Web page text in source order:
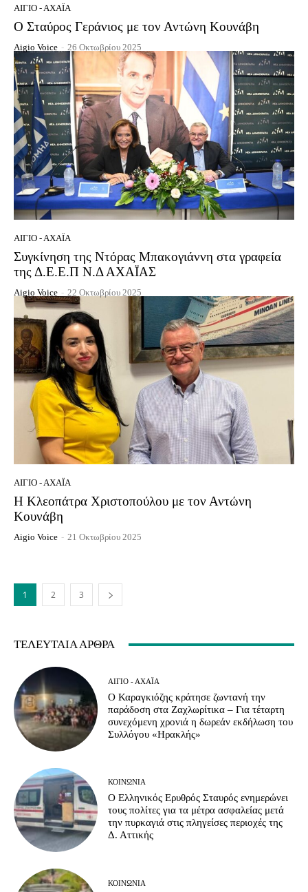
ΑΊΓΙΟ - ΑΧΑΪ́Α
Ο Σταύρος Γεράνιος με τον Αντώνη Κουνάβη
Aigio Voice - 26 Οκτωβρίου 2025
ΑΊΓΙΟ - ΑΧΑΪ́Α
Συγκίνηση της Ντόρας Μπακογιάννη στα γραφεία
της Δ.Ε.Ε.Π Ν.Δ ΑΧΑΪΑΣ
Aigio Voice - 22 Οκτωβρίου 2025
ΑΊΓΙΟ - ΑΧΑΪ́Α
Η Κλεοπάτρα Χριστοπούλου με τον Αντώνη
Κουνάβη
Aigio Voice - 21 Οκτωβρίου 2025
1 2 3
ΤΕΛΕΥΤΑΊΑ ΆΡΘΡΑ
ΑΊΓΙΟ - ΑΧΑΪ́Α
Ο Καραγκιόζης κράτησε ζωντανή την
παράδοση στα Ζαχλωρίτικα – Για τέταρτη
συνεχόμενη χρονιά η δωρεάν εκδήλωση του
Συλλόγου «Ηρακλής»
ΚΟΙΝΩΝΊΑ
Ο Ελληνικός Ερυθρός Σταυρός ενημερώνει
τους πολίτες για τα μέτρα ασφαλείας μετά
την πυρκαγιά στις πληγείσες περιοχές της
Δ. Αττικής
ΚΟΙΝΩΝΊΑ